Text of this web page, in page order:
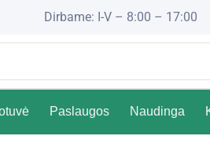
Dirbame: I-V – 8:00 – 17:00
Paslaugos Naudinga